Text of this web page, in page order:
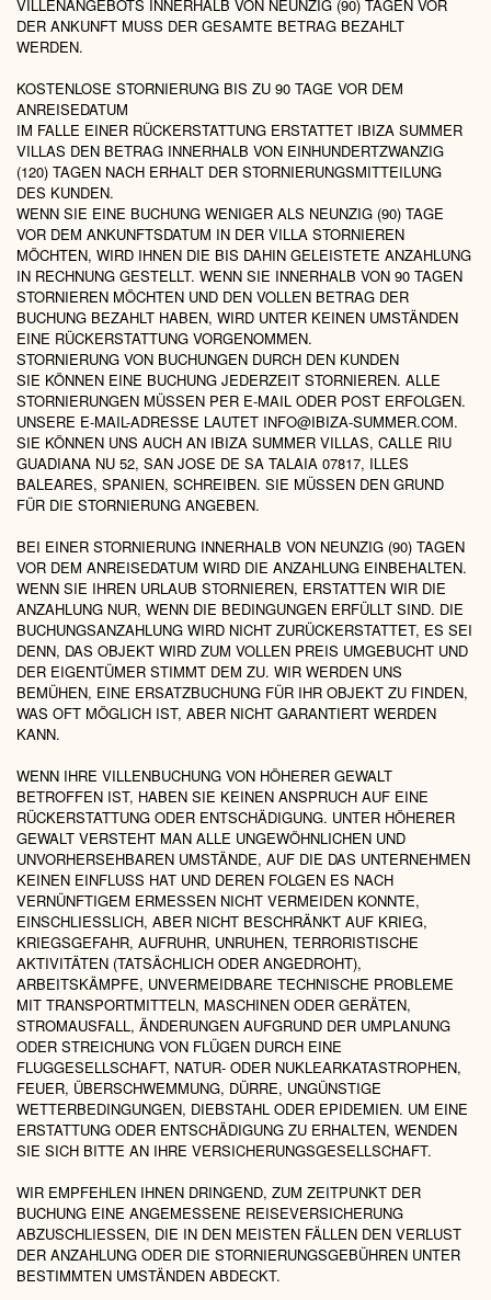
VILLENANGEBOTS INNERHALB VON NEUNZIG (90) TAGEN VOR
DER ANKUNFT MUSS DER GESAMTE BETRAG BEZAHLT
WERDEN.
KOSTENLOSE STORNIERUNG BIS ZU 90 TAGE VOR DEM
ANREISEDATUM
IM FALLE EINER RÜCKERSTATTUNG ERSTATTET IBIZA SUMMER
VILLAS DEN BETRAG INNERHALB VON EINHUNDERTZWANZIG
(120) TAGEN NACH ERHALT DER STORNIERUNGSMITTEILUNG
DES KUNDEN.
WENN SIE EINE BUCHUNG WENIGER ALS NEUNZIG (90) TAGE
VOR DEM ANKUNFTSDATUM IN DER VILLA STORNIEREN
MÖCHTEN, WIRD IHNEN DIE BIS DAHIN GELEISTETE ANZAHLUNG
IN RECHNUNG GESTELLT. WENN SIE INNERHALB VON 90 TAGEN
STORNIEREN MÖCHTEN UND DEN VOLLEN BETRAG DER
BUCHUNG BEZAHLT HABEN, WIRD UNTER KEINEN UMSTÄNDEN
EINE RÜCKERSTATTUNG VORGENOMMEN.
STORNIERUNG VON BUCHUNGEN DURCH DEN KUNDEN
SIE KÖNNEN EINE BUCHUNG JEDERZEIT STORNIEREN. ALLE
STORNIERUNGEN MÜSSEN PER E-MAIL ODER POST ERFOLGEN.
UNSERE E-MAIL-ADRESSE LAUTET INFO@IBIZA-SUMMER.COM.
SIE KÖNNEN UNS AUCH AN IBIZA SUMMER VILLAS, CALLE RIU
GUADIANA NU 52, SAN JOSE DE SA TALAIA 07817, ILLES
BALEARES, SPANIEN, SCHREIBEN. SIE MÜSSEN DEN GRUND
FÜR DIE STORNIERUNG ANGEBEN.
BEI EINER STORNIERUNG INNERHALB VON NEUNZIG (90) TAGEN
VOR DEM ANREISEDATUM WIRD DIE ANZAHLUNG EINBEHALTEN.
WENN SIE IHREN URLAUB STORNIEREN, ERSTATTEN WIR DIE
ANZAHLUNG NUR, WENN DIE BEDINGUNGEN ERFÜLLT SIND. DIE
BUCHUNGSANZAHLUNG WIRD NICHT ZURÜCKERSTATTET, ES SEI
DENN, DAS OBJEKT WIRD ZUM VOLLEN PREIS UMGEBUCHT UND
DER EIGENTÜMER STIMMT DEM ZU. WIR WERDEN UNS
BEMÜHEN, EINE ERSATZBUCHUNG FÜR IHR OBJEKT ZU FINDEN,
WAS OFT MÖGLICH IST, ABER NICHT GARANTIERT WERDEN
KANN.
WENN IHRE VILLENBUCHUNG VON HÖHERER GEWALT
BETROFFEN IST, HABEN SIE KEINEN ANSPRUCH AUF EINE
RÜCKERSTATTUNG ODER ENTSCHÄDIGUNG. UNTER HÖHERER
GEWALT VERSTEHT MAN ALLE UNGEWÖHNLICHEN UND
UNVORHERSEHBAREN UMSTÄNDE, AUF DIE DAS UNTERNEHMEN
KEINEN EINFLUSS HAT UND DEREN FOLGEN ES NACH
VERNÜNFTIGEM ERMESSEN NICHT VERMEIDEN KONNTE,
EINSCHLIESSLICH, ABER NICHT BESCHRÄNKT AUF KRIEG, K
RIEGSGEFAHR, AUFRUHR, UNRUHEN, TERRORISTISCHE A
KTIVITÄTEN (TATSÄCHLICH ODER ANGEDROHT), A
RBEITSKÄMPFE, UNVERMEIDBARE TECHNISCHE PROBLEME M
IT TRANSPORTMITTELN, MASCHINEN ODER GERÄTEN, S
TROMAUSFALL, ÄNDERUNGEN AUFGRUND DER UMPLANUNG O
DER STREICHUNG VON FLÜGEN DURCH EINE F
LUGGESELLSCHAFT, NATUR- ODER NUKLEARKATASTROPHEN, F
EUER, ÜBERSCHWEMMUNG, DÜRRE, UNGÜNSTIGE W
ETTERBEDINGUNGEN, DIEBSTAHL ODER EPIDEMIEN. UM EINE E
RSTATTUNG ODER ENTSCHÄDIGUNG ZU ERHALTEN, WENDEN S
IE SICH BITTE AN IHRE VERSICHERUNGSGESELLSCHAFT.
WIR EMPFEHLEN IHNEN DRINGEND, ZUM ZEITPUNKT DER
BUCHUNG EINE ANGEMESSENE REISEVERSICHERUNG
ABZUSCHLIESSEN, DIE IN DEN MEISTEN FÄLLEN DEN VERLUST D
ER ANZAHLUNG ODER DIE STORNIERUNGSGEBÜHREN UNTER B
ESTIMMTEN UMSTÄNDEN ABDECKT.